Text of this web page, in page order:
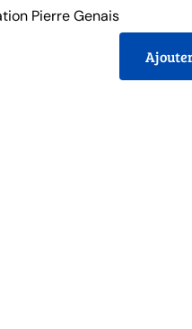
Pierre Genais